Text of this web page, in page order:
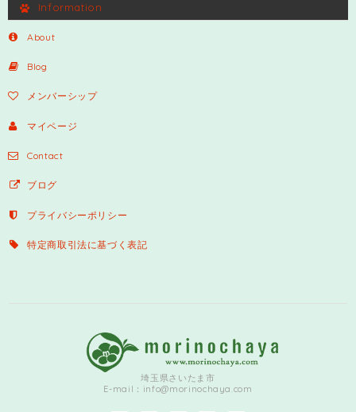
Information
About
Blog
メンバーシップ
マイページ
Contact
ブログ
プライバシーポリシー
特定商取引法に基づく表記
埼玉県さいたま市
E-mail： info@morinochaya.com